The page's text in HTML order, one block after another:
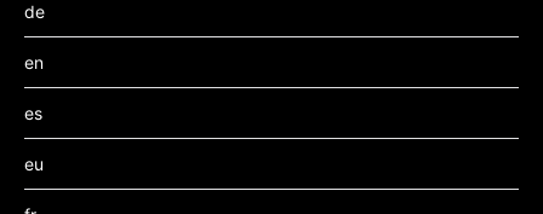
de
en
es
eu